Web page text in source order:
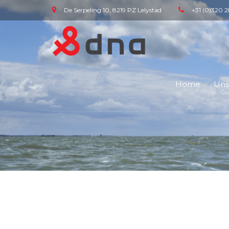
De Serpeling 10, 8219 PZ Lelystad +31 (0)320
Home